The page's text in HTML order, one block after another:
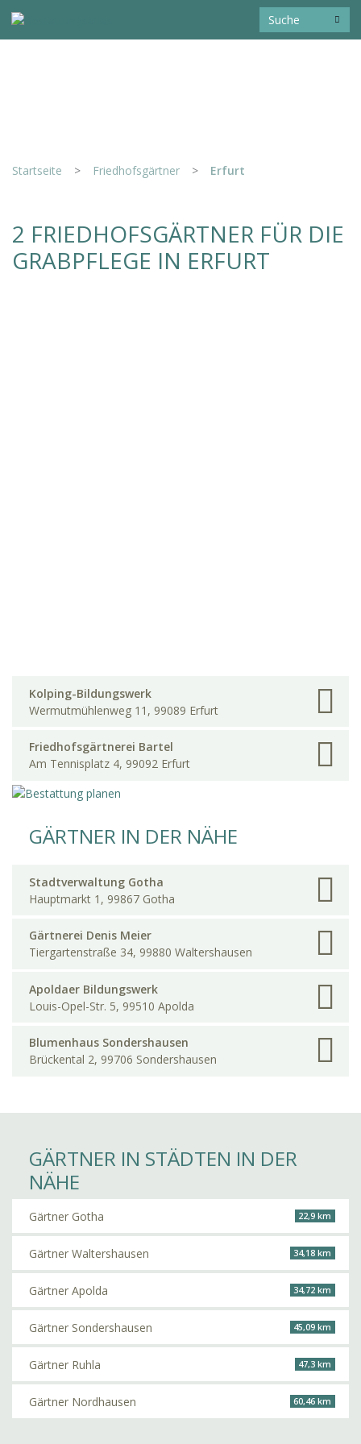
Startseite > Friedhofsgärtner > Erfurt
2 FRIEDHOFSGÄRTNER FÜR DIE
GRABPFLEGE IN ERFURT
Kolping-Bildungswerk
Wermutmühlenweg 11, 99089 Erfurt
Friedhofsgärtnerei Bartel
Am Tennisplatz 4, 99092 Erfurt
GÄRTNER IN DER NÄHE
Stadtverwaltung Gotha
Hauptmarkt 1, 99867 Gotha
Gärtnerei Denis Meier
Tiergartenstraße 34, 99880 Waltershausen
Apoldaer Bildungswerk
Louis-Opel-Str. 5, 99510 Apolda
Blumenhaus Sondershausen
Brückental 2, 99706 Sondershausen
GÄRTNER IN STÄDTEN IN DER
NÄHE
Gärtner Gotha 22,9 km
Gärtner Waltershausen 34,18 km
Gärtner Apolda 34,72 km
Gärtner Sondershausen 45,09 km
Gärtner Ruhla 47,3 km
Gärtner Nordhausen 60,46 km